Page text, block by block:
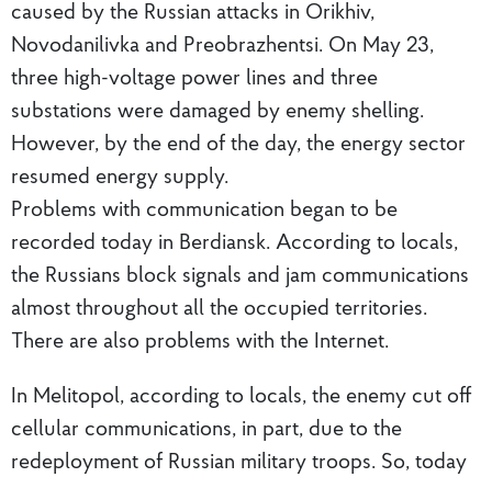
caused by the Russian attacks in Orikhiv,
Novodanilivka and Preobrazhentsi. On May 23,
three high-voltage power lines and three
substations were damaged by enemy shelling.
However, by the end of the day, the energy sector
resumed energy supply.
Problems with communication began to be
recorded today in Berdiansk. According to locals,
the Russians block signals and jam communications
almost throughout all the occupied territories.
There are also problems with the Internet.
In Melitopol, according to locals, the enemy cut off
cellular communications, in part, due to the
redeployment of Russian military troops. So, today